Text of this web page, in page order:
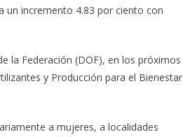
un incremento 4.83 por ciento con
la Federación (DOF), en los próximos
y Producción para el Bienestar
a mujeres, a localidades